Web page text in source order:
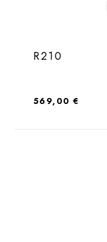
R210
Regulärer Preis:
569,00 €